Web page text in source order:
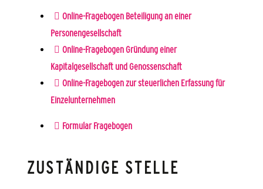
Online-Fragebogen Beteiligung an einer
Personengesellschaft
Online-Fragebogen Gründung einer
Kapitalgesellschaft und Genossenschaft
Online-Fragebogen zur steuerlichen Erfassung für
Einzelunternehmen
Formular Fragebogen
ZUSTÄNDIGE STELLE